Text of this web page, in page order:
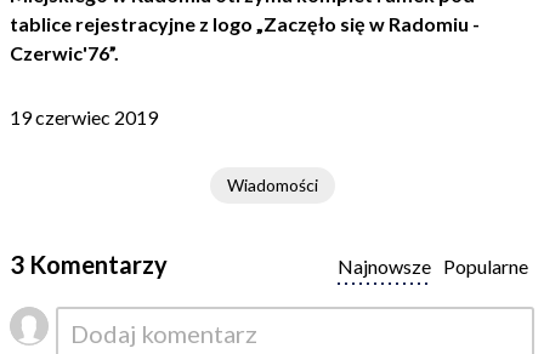
tablice rejestracyjne z logo „Zaczęło się w Radomiu -
Czerwic'76”.
19 czerwiec 2019
Wiadomości
3 Komentarzy Popularne
Najnowsze